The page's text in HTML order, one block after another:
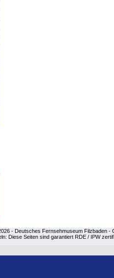
- Deutsches Fernsehmuseum Filzbaden -
Diese Seiten sind garantiert RDE / IPW